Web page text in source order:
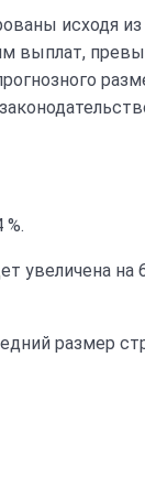
исходя
выплат,
увеличена на
размер